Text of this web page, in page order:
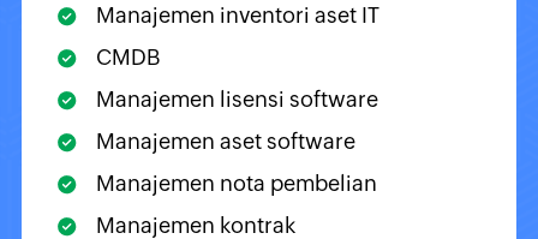
Manajemen inventori aset IT
CMDB
Manajemen lisensi software
Manajemen aset software
Manajemen nota pembelian
Manajemen kontrak